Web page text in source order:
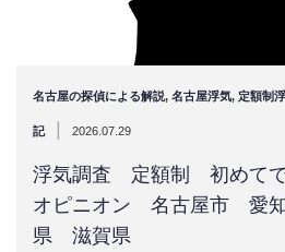
名古屋の探偵による解説, 名古屋浮気, 定額制
記 | 2026.07.29
浮気調査 定額制 初めて
オピニオン 名古屋市 愛
県 滋賀県